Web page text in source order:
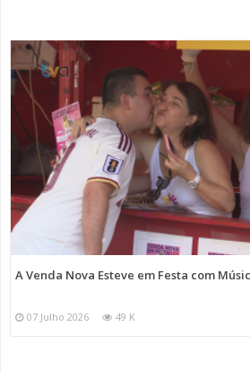
A Venda Nova Esteve em Festa com
07 Julho 2026 49 K